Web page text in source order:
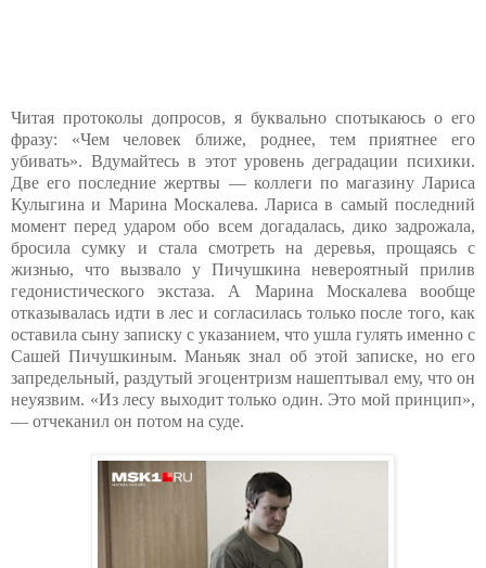
Читая протоколы допросов, я буквально спотыкаюсь о его
фразу: «Чем человек ближе, роднее, тем приятнее его
убивать». Вдумайтесь в этот уровень деградации психики.
Две его последние жертвы — коллеги по магазину Лариса
Кулыгина и Марина Москалева. Лариса в самый последний
момент перед ударом обо всем догадалась, дико задрожала,
бросила сумку и стала смотреть на деревья, прощаясь с
жизнью, что вызвало у Пичушкина невероятный прилив
гедонистического экстаза. А Марина Москалева вообще
отказывалась идти в лес и согласилась только после того, как
оставила сыну записку с указанием, что ушла гулять именно с
Сашей Пичушкиным. Маньяк знал об этой записке, но его
запредельный, раздутый эгоцентризм нашептывал ему, что он
неуязвим. «Из лесу выходит только один. Это мой принцип»,
— отчеканил он потом на суде.